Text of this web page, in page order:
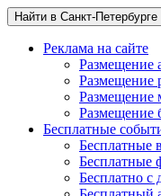
Найти в Санкт-Петербурге
Реклама на сайте
Размещение
Размещение
Размещение
Размещение
Бесплатные
Бесплатные
Бесплатные
Бесплатно с